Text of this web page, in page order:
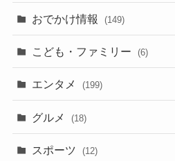
おでかけ情報 (149)
こども・ファミリー (6)
エンタメ (199)
グルメ (18)
スポーツ (12)